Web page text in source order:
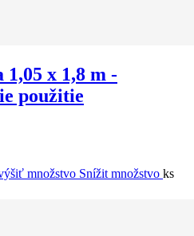
1,05 x 1,8 m -
použitie
množstvo Snížit množstvo ks